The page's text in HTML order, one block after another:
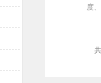
度
共